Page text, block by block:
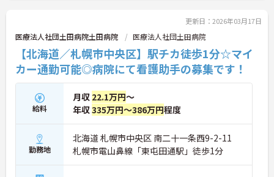
更新日：2026年03月17日
医療法人社団土田病院土田病院 医療法人社団土田病院
【北海道／札幌市中央区】駅チカ徒歩1分☆マイ
カー通勤可能◎病院にて看護助手の募集です！
給料
月収 22.1万円～
年収335万円～386万円程度
勤務地
北海道 札幌市中央区 南二十一条西9-2-11
札幌市電山鼻線「東屯田通駅」徒歩1分